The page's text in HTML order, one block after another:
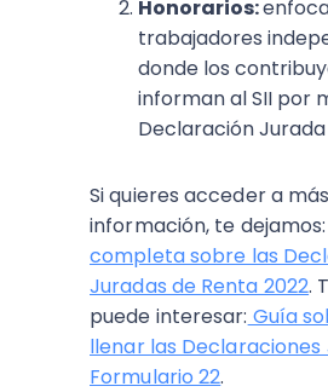
Honorarios:
trabajadores
donde los
informan al SII por
Declaración Jurada
Si quieres acceder a más
información, te dejamos:
completa sobre las
Juradas de Renta 2022.
puede interesar: Guía
llenar las Declaraciones
Formulario 22.